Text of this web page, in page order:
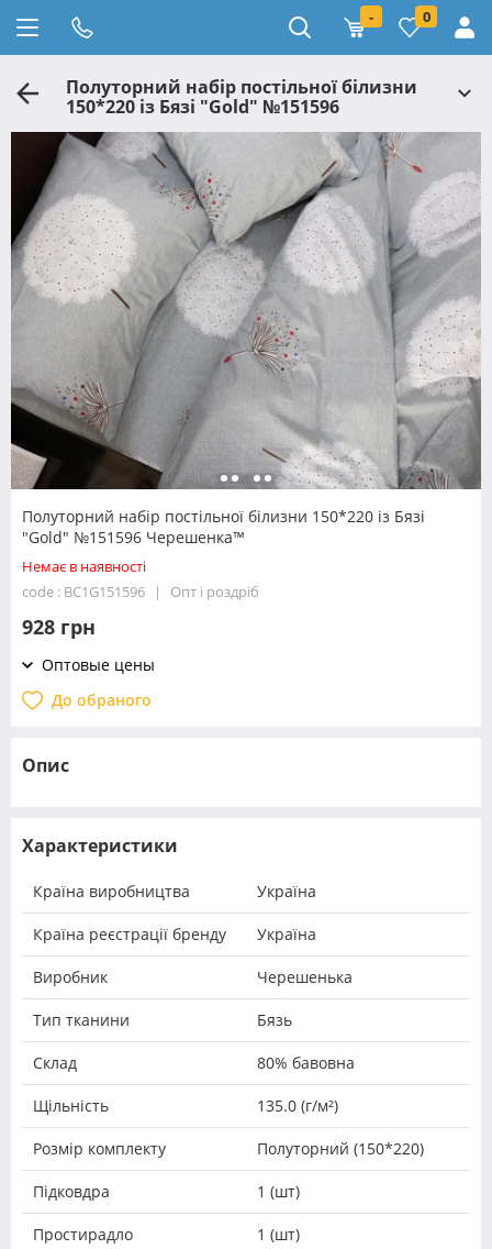
- 0
Полуторний набір постільної білизни
150*220 із Бязі "Gold" №151596
Черешенка™
Полуторний набір постільної білизни 150*220 із Бязі
"Gold" №151596 Черешенка™
Немає в наявності
code : BC1G151596
Опт і роздріб
928 грн
Оптовые цены
До обраного
Опис
Характеристики
Країна виробництва Україна
Країна реєстрації бренду Україна
Виробник Черешенька
Тип тканини Бязь
Склад 80% бавовна
Щільність 135.0 (г/м²)
Розмір комплекту Полуторний (150*220)
Підковдра 1 (шт)
Простирадло 1 (шт)